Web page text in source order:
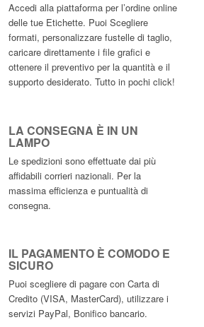
Accedi alla piattaforma per l’ordine online
delle tue Etichette. Puoi Scegliere
formati, personalizzare fustelle di taglio,
caricare direttamente i file grafici e
ottenere il preventivo per la quantità e il
supporto desiderato. Tutto in pochi click!
LA CONSEGNA È IN UN
LAMPO
Le spedizioni sono effettuate dai più
affidabili corrieri nazionali. Per la
massima efficienza e puntualità di
consegna.
IL PAGAMENTO È COMODO E
SICURO
Puoi scegliere di pagare con Carta di
Credito (VISA, MasterCard), utilizzare i
servizi PayPal, Bonifico bancario.